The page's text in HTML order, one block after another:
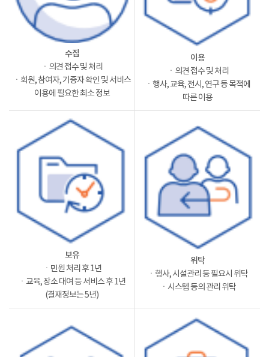
수집
ㆍ의견 접수 및 처리
ㆍ회원, 참여자, 기증자 확인 및 서비스
이용에 필요한 최소 정보
이용
ㆍ의견 접수 및 처리
ㆍ행사, 교육, 전시, 연구 등 목적에
따른 이용
보유
ㆍ민원 처리 후 1년
ㆍ교육, 장소 대여 등 서비스 후 1년
(결재정보는 5년)
위탁
ㆍ행사, 시설관리 등 필요시 위탁
ㆍ시스템 등의 관리 위탁